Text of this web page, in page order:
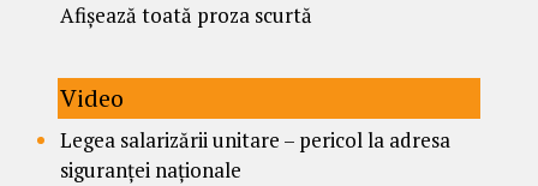
Afișează toată proza scurtă
Video
Legea salarizării unitare – pericol la adresa
siguranței naționale